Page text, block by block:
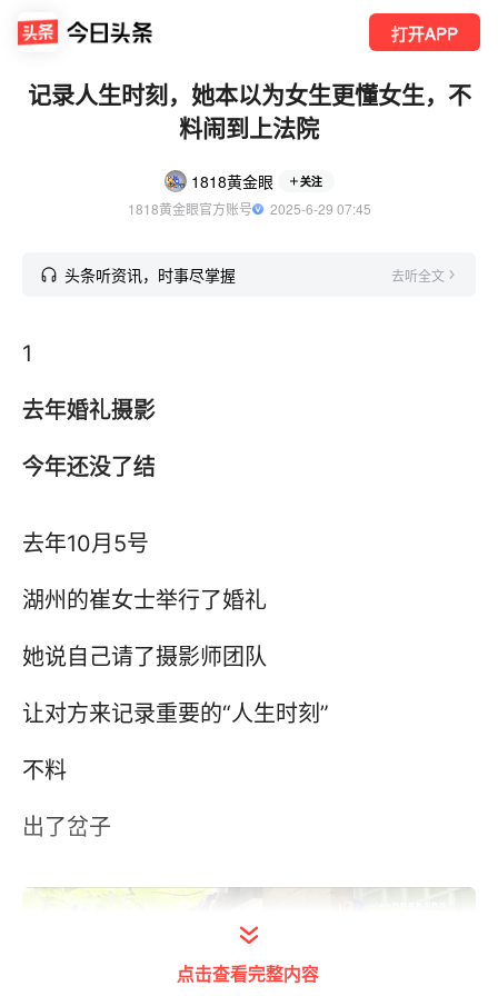
打开APP
记录人生时刻，她本以为女生更懂女生，不
料闹到上法院
1818黄金眼 关注
1818黄金眼官方账号
  2025-6-29 07:45
头条听资讯，时事尽掌握 去听全文
1
去年婚礼摄影
今年还没了结
去年10月5号
湖州的崔女士举行了婚礼
她说自己请了摄影师团队
让对方来记录重要的“人生时刻”
不料
出了岔子
点击查看完整内容